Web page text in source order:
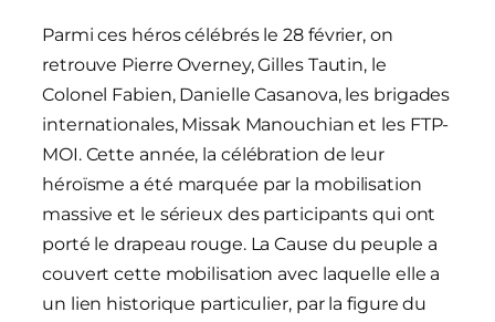
Parmi ces héros célébrés le 28 février, on
retrouve Pierre Overney, Gilles Tautin, le
Colonel Fabien, Danielle Casanova, les brigades
internationales, Missak Manouchian et les FTP-
MOI. Cette année, la célébration de leur
héroïsme a été marquée par la mobilisation
massive et le sérieux des participants qui ont
porté le drapeau rouge. La Cause du peuple a
couvert cette mobilisation avec laquelle elle a
un lien historique particulier, par la figure du